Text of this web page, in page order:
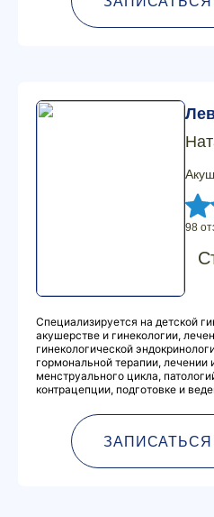
98
Специализируется на детской
акушерстве и гинекологии,
гинекологической
гормональной терапии,
менструального цикла,
контрацепции, подготовке и